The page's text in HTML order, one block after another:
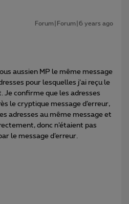
Forum|Forum|6 years ago
aussien MP le même message
pour lesquelles j’ai reçu le
Je confirme que les adresses
le cryptique message d’erreur,
adresses au même message et
donc n’étaient pas
le message d’erreur.